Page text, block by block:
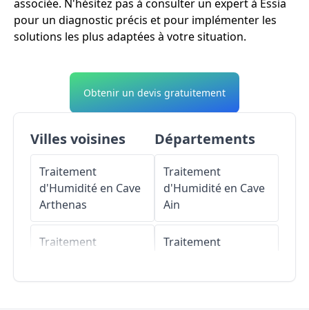
associée. N'hésitez pas à consulter un expert à Essia
pour un diagnostic précis et pour implémenter les
solutions les plus adaptées à votre situation.
Obtenir un devis gratuitement
Villes voisines
Traitement
d'Humidité en Cave
Arthenas
Traitement
Départements
Traitement
d'Humidité en Cave
Ain
Traitement